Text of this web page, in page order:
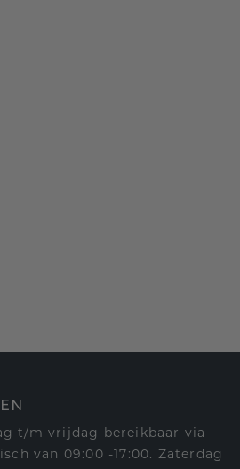
t/m vrijdag bereikbaar via
van 09:00 -17:00. Zaterdag